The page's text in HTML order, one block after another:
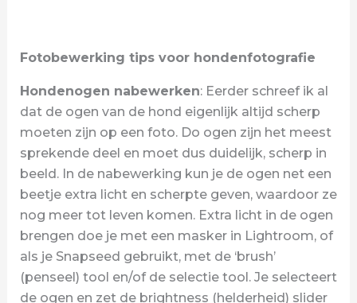
Fotobewerking tips voor hondenfotografie
Hondenogen nabewerken: Eerder schreef ik al
dat de ogen van de hond eigenlijk altijd scherp
moeten zijn op een foto. Do ogen zijn het meest
sprekende deel en moet dus duidelijk, scherp in
beeld. In de nabewerking kun je de ogen net een
beetje extra licht en scherpte geven, waardoor ze
nog meer tot leven komen. Extra licht in de ogen
brengen doe je met een masker in Lightroom, of
als je Snapseed gebruikt, met de ‘brush’
(penseel) tool en/of de selectie tool. Je selecteert
de ogen en zet de brightness (helderheid) slider